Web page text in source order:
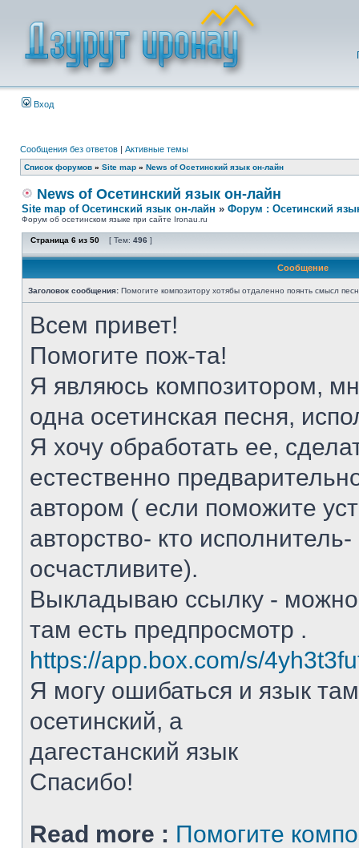
Вход
Сообщения без ответов | Активные темы
Список форумов » Site map » News of Осетинский язык он-лайн
News of Осетинский язык он-лайн
Site map of Осетинский язык он-лайн » Форум : Осетинский
Форум об осетинском языке при сайте Ironau.ru
Страница 6 из 50 [ Тем: 496 ]
Сообщение
Заголовок сообщения: Помогите композитору хотябы отдаленно поянть смысл
Всем привет!
Помогите пож-та!
Я являюсь композитором,
одна осетинская песня,
Я хочу обработать ее,
естественно
автором ( если поможите
авторство- кто исполнитель-
осчастливите).
Выкладываю ссылку - можно
там есть предпросмотр .
https://app.box.com/s/
Я могу ошибаться и язык
осетинский, а
дагестанский язык
Спасибо!
Read more : Помогите